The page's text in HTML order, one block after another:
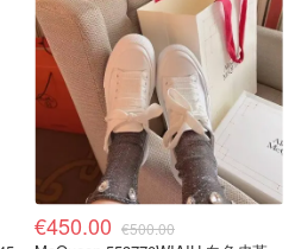
€450.00 €500.00